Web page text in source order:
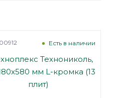
Есть в наличии